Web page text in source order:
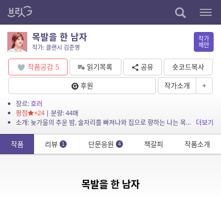
목발을 한 남자
작가: 클랜시 김준영
작가
제안
작품공감 5 읽기목록 공유
숏코드복사
후원
작가소개 +
장르:호러
평점
×24| 분량: 44매
소개: 늦가을의 추운 밤, 술자리를 빠져나와 집으로 향하는 나는 목발을 짚은 남자와 눈이 마주친다.
더보기
작품 리뷰 1 단문응원 4 책갈피 작품소개
목발을 한 남자